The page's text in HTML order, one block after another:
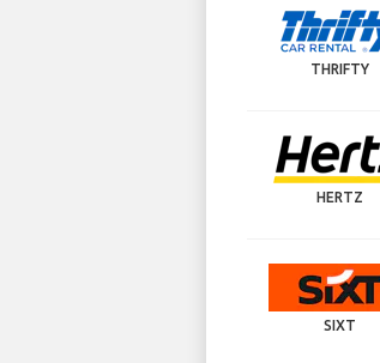
THRIFTY
HERTZ
SIXT